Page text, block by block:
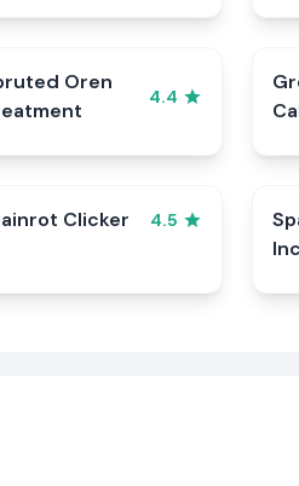
Oren
4.4
Clicker 4.5